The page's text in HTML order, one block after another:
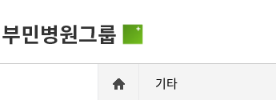
기타